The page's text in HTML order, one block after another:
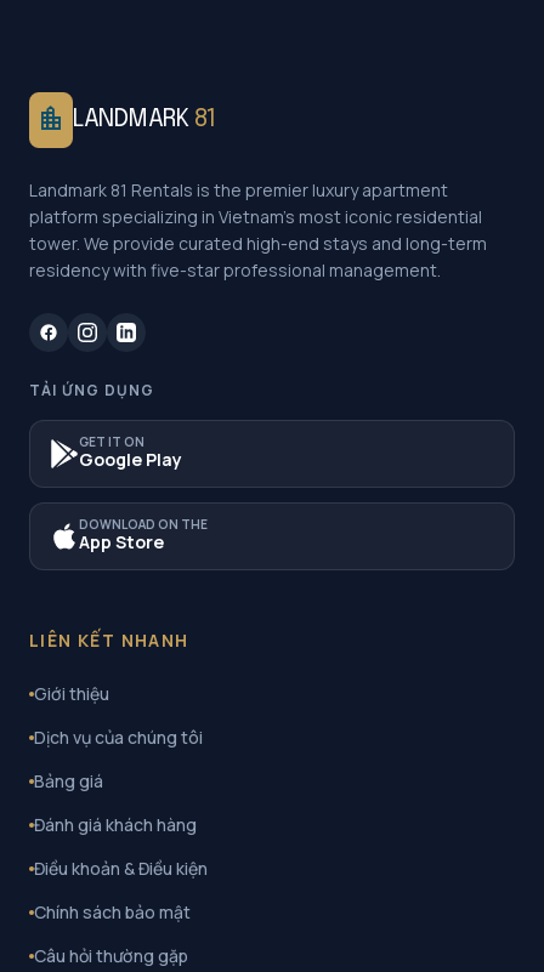
location_city LANDMARK 81
Landmark 81 Rentals is the premier luxury apartment
platform specializing in Vietnam's most iconic residential
tower. We provide curated high-end stays and long-term
residency with five-star professional management.
TẢI ỨNG DỤNG
GET IT ON
Google Play
DOWNLOAD ON THE
App Store
LIÊN KẾT NHANH
Giới thiệu
Dịch vụ của chúng tôi
Bảng giá
Đánh giá khách hàng
Điều khoản & Điều kiện
Chính sách bảo mật
Câu hỏi thường gặp